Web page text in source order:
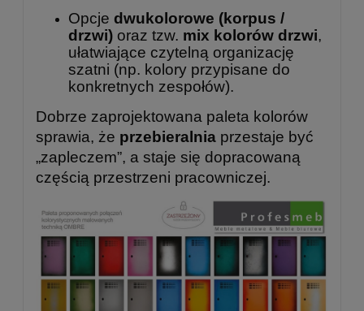
Opcje dwukolorowe (korpus /
drzwi) oraz tzw. mix kolorów drzwi,
ułatwiające czytelną organizację
szatni (np. kolory przypisane do
konkretnych zespołów).
Dobrze zaprojektowana paleta kolorów
sprawia, że przebieralnia przestaje być
„zapleczem”, a staje się dopracowaną
częścią przestrzeni pracowniczej.